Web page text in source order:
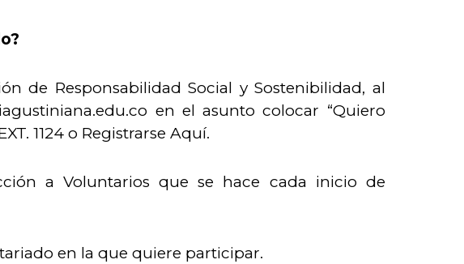
de Responsabilidad Social y Sostenibilidad, al
en el asunto colocar “Quiero
1124 o Registrarse Aquí.
a Voluntarios que se hace cada inicio de
en la que quiere participar.